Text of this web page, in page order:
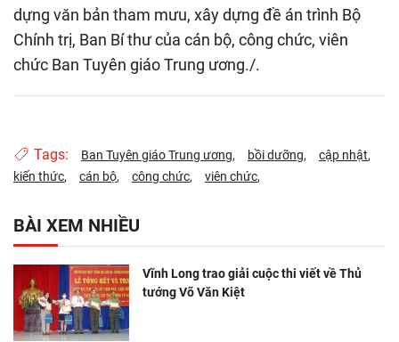
dựng văn bản tham mưu, xây dựng đề án trình Bộ
Chính trị, Ban Bí thư của cán bộ, công chức, viên
chức Ban Tuyên giáo Trung ương./.
Tags: Ban Tuyên giáo Trung ương bồi dưỡng
cập nhật
kiến thức
cán bộ công chức viên chức
BÀI XEM NHIỀU
Vĩnh Long trao giải cuộc thi viết về Thủ
tướng Võ Văn Kiệt